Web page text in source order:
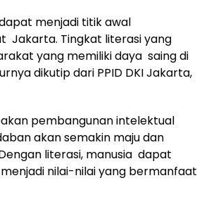
menjadi titik awal
Jakarta. Tingkat literasi yang
yang memiliki daya saing di
dikutip dari PPID DKI Jakarta,
pembangunan intelektual
akan semakin maju dan
literasi, manusia dapat
nilai-nilai yang bermanfaat